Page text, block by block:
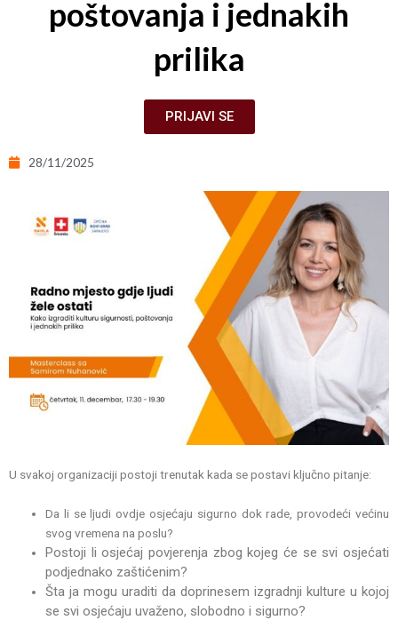
poštovanja i jednakih
prilika
PRIJAVI SE
28/11/2025
U svakoj organizaciji postoji trenutak kada se postavi ključno pitanje:
Da li se ljudi ovdje osjećaju sigurno dok rade, provodeći većinu
svog vremena na poslu?
Postoji li osjećaj povjerenja zbogkojeg će se svi osjećati
podjednako zaštićenim?
Šta ja mogu uraditi da doprinesem izgradnjikulture u kojoj
se svi osjećaju uvaženo, slobodno i sigurno?